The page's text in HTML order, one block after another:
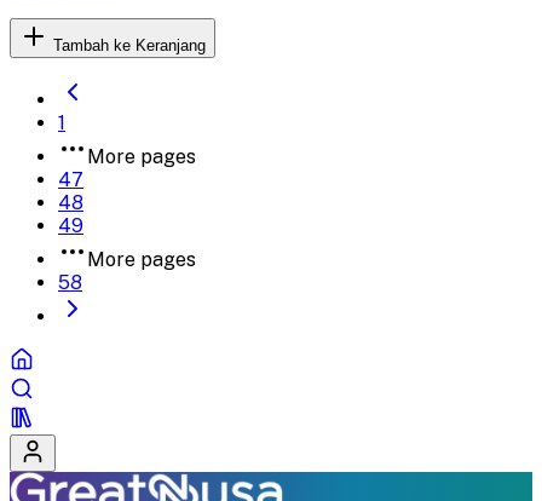
Tambah ke Keranjang
1
More pages
47
48
49
More pages
58